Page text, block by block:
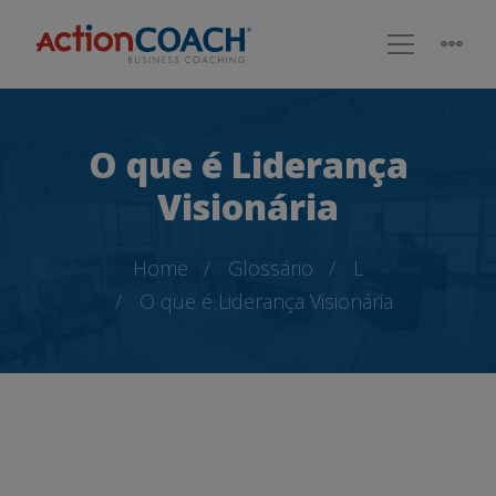
O que é Liderança
Visionária
Home Glossário
L
O que é Liderança Visionária